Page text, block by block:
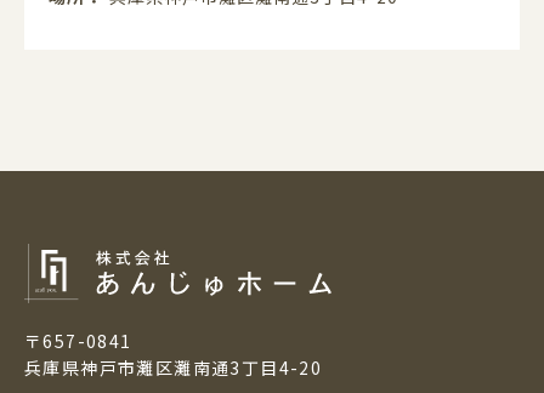
〒657-0841
兵庫県神戸市灘区灘南通3丁目4-20